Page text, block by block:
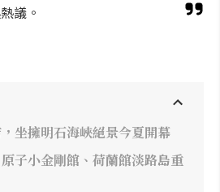
議。
坐擁明石海峽絕景今夏開幕
子小金剛館、荷蘭館淡路島重